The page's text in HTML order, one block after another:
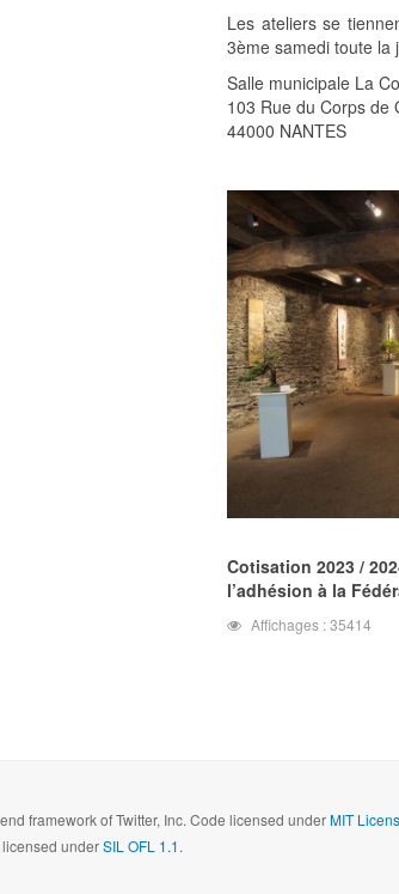
Les ateliers se
3ème samedi toute la
Salle municipale La
103 Rue du Corps de
44000 NANTES
Cotisation 2023 /
l’adhésion à la
Affichages : 35414
framework of Twitter, Inc. Code licensed underMIT
underSIL OFL 1.1.